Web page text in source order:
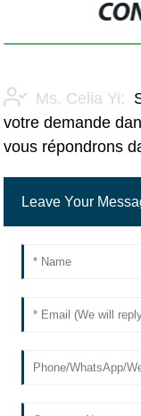
Ms. Celia Yi:
votre demande
vous répondrons